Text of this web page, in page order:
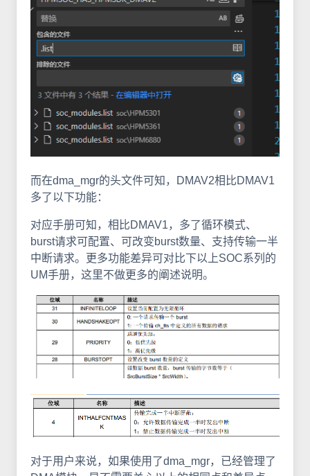
而在dma_mgr的头文件可知，DMAV2相比DMAV1
多了以下功能：
对应手册可知，相比DMAV1，多了循环模式、
burst请求可配置、可改变burst数量、支持传输一半
中断请求。更多功能差异可对比下以上SOC系列的
UM手册，这里不做更多的阐述说明。
对于用户来说，如果使用了dma_mgr，已经管理了